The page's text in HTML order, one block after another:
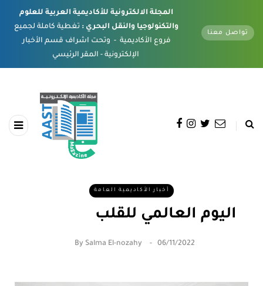
المجلة الالكترونية للأكاديمية العربية للعلوم
والتكنولوجيا والنقل البحري : تغطية كاملة لجميع
فروع الأكاديمية - وتحت اشراف قسم الأخبار
تواصل معنا
أخبار الأكاديمية العامة
اليوم العالمي للقلب
By Salma El-nozahy 06/11/2022